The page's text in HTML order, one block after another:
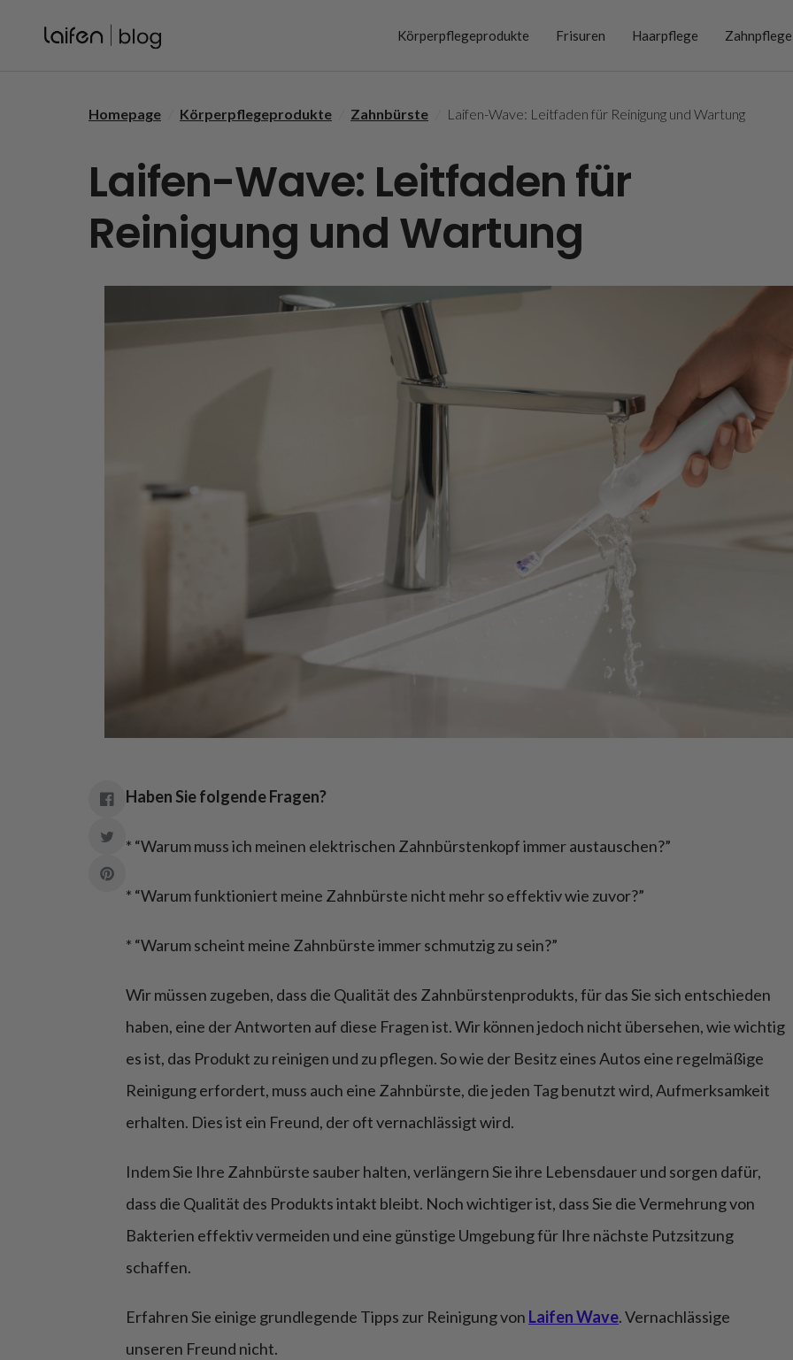
Körperpflegeprodukte Frisuren Haarpflege Zahnpflege
Homepage Körperpflegeprodukte Zahnbürste Laifen-Wave: Leitfaden für Reinigung und Wartung
Laifen-Wave: Leitfaden für
Reinigung und Wartung
Haben Sie folgende Fragen?
* “Warum muss ich meinen elektrischen Zahnbürstenkopf immer austauschen?”
* “Warum funktioniert meine Zahnbürste nicht mehr so effektiv wie zuvor?”
* “Warum scheint meine Zahnbürste immer schmutzig zu sein?”
Wir müssen zugeben, dass die Qualität des Zahnbürstenprodukts, für das Sie sich entschieden
haben, eine der Antworten auf diese Fragen ist. Wir können jedoch nicht übersehen, wie wichtig
es ist, das Produkt zu reinigen und zu pflegen. So wie der Besitz eines Autos eine regelmäßige
Reinigung erfordert, muss auch eine Zahnbürste, die jeden Tag benutzt wird, Aufmerksamkeit
erhalten. Dies ist ein Freund, der oft vernachlässigt wird.
Indem Sie Ihre Zahnbürste sauber halten, verlängern Sie ihre Lebensdauer und sorgen dafür,
dass die Qualität des Produkts intakt bleibt. Noch wichtiger ist, dass Sie die Vermehrung von
Bakterien effektiv vermeiden und eine günstige Umgebung für Ihre nächste Putzsitzung
schaffen.
Erfahren Sie einige grundlegende Tipps zur Reinigung von Laifen Wave. Vernachlässige
unseren Freund nicht.